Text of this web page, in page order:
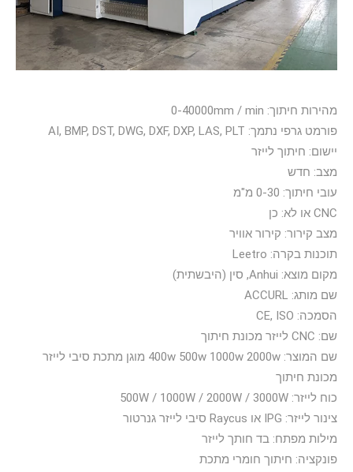
מהירות חיתוך: 0-40000mm / min
פורמט גרפי נתמך: AI, BMP, DST, DWG, DXF, DXP, LAS, PLT
יישום: חיתוך לייזר
מצב: חדש
עובי חיתוך: 0-30 מ"מ
CNC או לא: כן
מצב קירור: קירור אוויר
תוכנות בקרה: Leetro
מקום מוצא: Anhui, סין (היבשתית)
שם מותג: ACCURL
הסמכה: CE, ISO
שם: CNC לייזר מכונת חיתוך
שם המוצר: 400w 500w 1000w 2000w מוגן מתכת סיבי לייזר
מכונת חיתוך
כוח לייזר: 500W / 1000W / 2000W / 3000W
צינור לייזר: IPG או Raycus סיבי לייזר גנרטור
מילות מפתח: בד חותך לייזר
פונקציה: חיתוך חומרי מתכת